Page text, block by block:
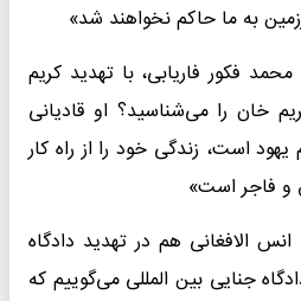
به ما حاکم نخواهند شد»
فکور فاریابی، با تهدید کریم
خان را می‌شناسید؟ او قادیانی
است، زندگی خود را از راه کار
و فاجر است»
الافغانی هم در تهدید دادگاه
جنایی بین المللی می‌گوییم که